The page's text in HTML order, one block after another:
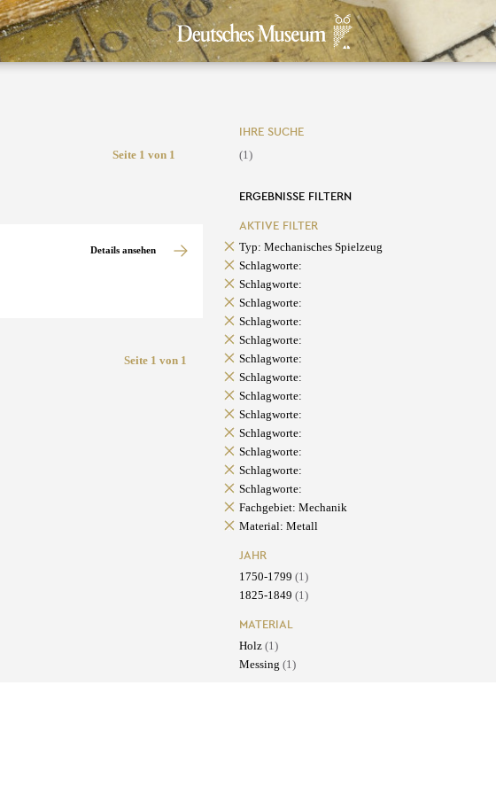
Seite 1 von 1
Details ansehen
Seite 1 von 1
IHRE SUCHE
(1)
ERGEBNISSE FILTERN
AKTIVE FILTER
Typ: Mechanisches Spielzeug
Schlagworte:
Schlagworte:
Schlagworte:
Schlagworte:
Schlagworte:
Schlagworte:
Schlagworte:
Schlagworte:
Schlagworte:
Schlagworte:
Schlagworte:
Schlagworte:
Schlagworte:
Fachgebiet: Mechanik
Material: Metall
JAHR
1750-1799 (1)
1825-1849 (1)
MATERIAL
Holz (1)
Messing (1)